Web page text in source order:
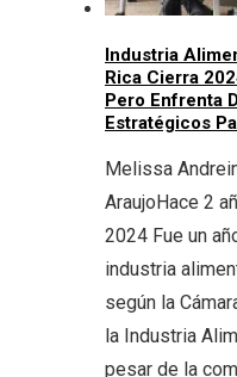
Industria
Rica Cierra
Pero Enfrenta
Estratégicos
Melissa
AraujoHace 2
2024 Fue un
industria
según la
la Industria
pesar de la